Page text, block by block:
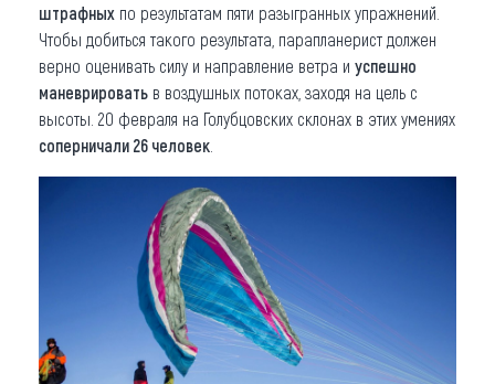
штрафных по результатам пяти разыгранных упражнений.
Чтобы добиться такого результата, парапланерист должен
верно оценивать силу и направление ветра и успешно
маневрировать в воздушных потоках, заходя на цель с
высоты. 20 февраля на Голубцовских склонах в этих умениях
соперничали 26 человек